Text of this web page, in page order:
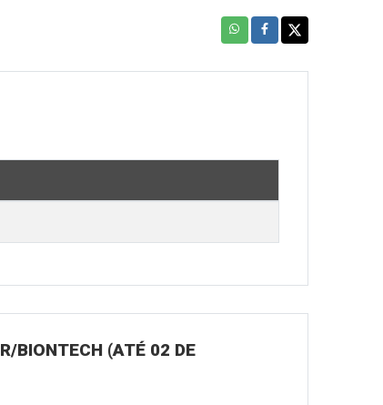
BIONTECH (ATÉ 02 DE